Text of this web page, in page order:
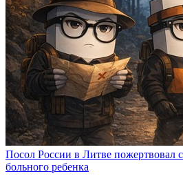
Посол России в Литве пожертвовал
больного ребенка